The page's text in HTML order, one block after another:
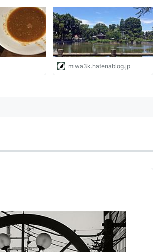
miwa3k.hatenablog.jp